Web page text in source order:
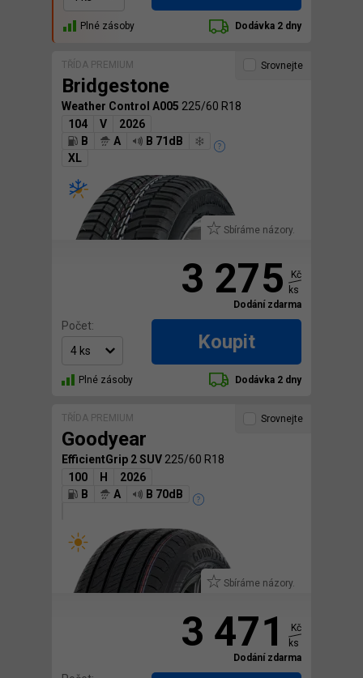
Plné zásoby Dodávka 2 dny
TŘÍDA PREMIUM
Bridgestone
Weather Control A005 225/60 R18
104
V
2026
B
A
B 71dB
XL
Sbíráme názory.
Srovnejte
3 275
Kč
ks
Dodání zdarma
Počet:
Koupit
Plné zásoby Dodávka 2 dny
TŘÍDA PREMIUM
Goodyear
EfficientGrip 2 SUV 225/60 R18
100
H
2026
B
A B 70dB
Sbíráme názory.
Srovnejte
3 471
Kč
ks
Dodání zdarma